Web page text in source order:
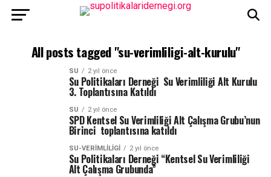
All posts tagged "su-verimliligi-alt-kurulu"
SU 2 yıl önce
Su Politikaları Derneği Su Verimliliği Alt Kurulu
3. Toplantısına Katıldı
SU 2 yıl önce
SPD Kentsel Su Verimliliği Alt Çalışma Grubu’nun
Birinci toplantısına katıldı
SU-VERIMLILIGI 2 yıl önce
Su Politikaları Derneği “Kentsel Su Verimliliği
Alt Çalışma Grubunda”